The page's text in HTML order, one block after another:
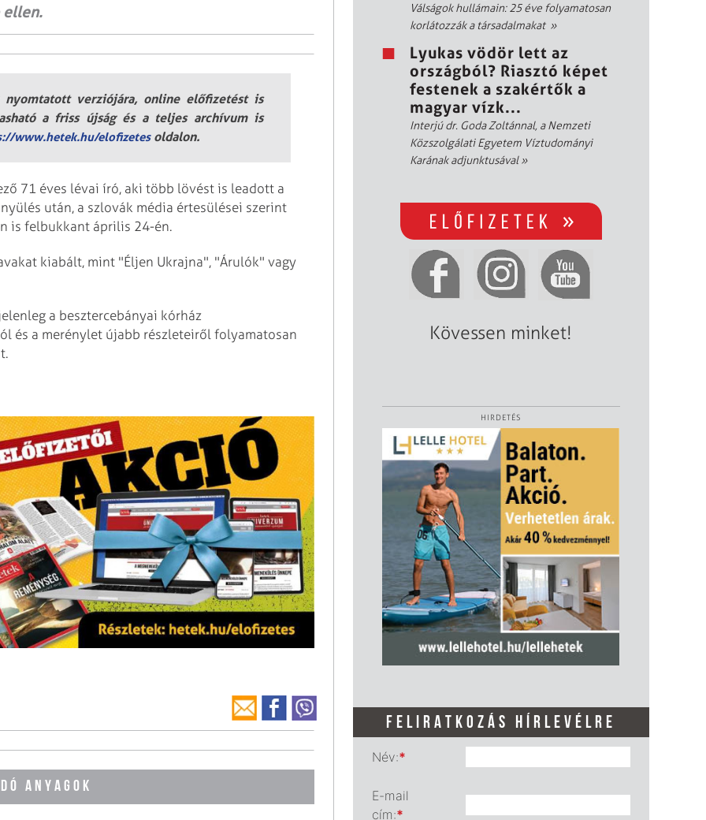
ellen.
verziójára, online előfizetést is
a friss újság és a teljes archívum is
www.hetek.hu/elofizetesoldalon.
71 éves lévai író, aki több lövést is leadott a
után, a szlovák média értesülései szerint
is felbukkant április 24-én.
kiabált, mint "Éljen Ukrajna", "Árulók" vagy
a besztercebányai kórház
és a merénylet újabb részleteiről folyamatosan
ANYAGOK
Válságok hullámain: 25 éve folyamatosan
korlátozzák a társadalmakat »
Lyukas vödör lett az
országból? Riasztó képet
festenek a szakértők a
magyar vízk...
Interjú dr. Goda Zoltánnal, a Nemzeti
Közszolgálati Egyetem Víztudományi
Karának adjunktusával»
Kövessen minket!
HIRDETÉS
FELIRATKOZÁS HÍRLEVÉLRE
Név:*
E-mail
cím:*